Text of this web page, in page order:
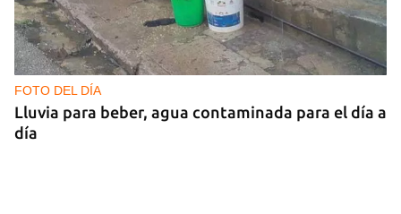
FOTO DEL DÍA
Lluvia para beber, agua contaminada para el día a
día